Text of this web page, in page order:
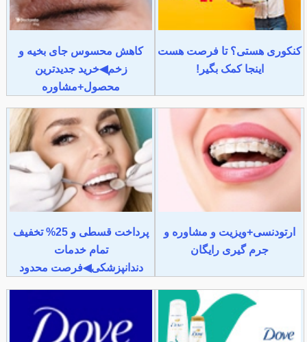
کنکوری هستی؟ تا فرصت هست
اینجا کمک بگیر!
کاهش محسوس جای بخیه و
زخم◀خرید جدیدترین
محصول+مشاوره
ارتودنسی+ویزیت و مشاوره و
جرم گیری رایگان
پرداخت قسطی و 25% تخفیف
تمام خدمات
دندانپزشکی◀فرصت محدود